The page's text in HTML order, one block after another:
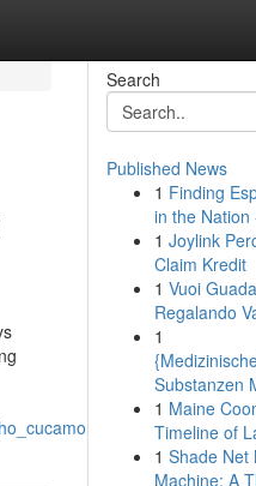
Search
Published News
1 Finding
in the Nation
1 Joylink
Claim Kredit
1 Vuoi
Regalando
1
Substanzen
1 Maine
Timeline of
1 Shade Net
Machine: A